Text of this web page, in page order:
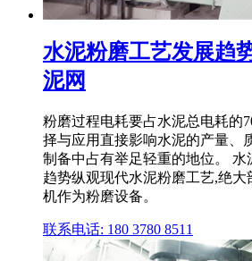
水泥粉磨工艺发展趋
泥网
粉磨过程电耗要占水泥总电耗的
择与应用直接影响水泥的产量、
制备中占有举足轻重的地位。 水
趋势纵观现代水泥粉磨工艺,绝
机作为粉磨设备。
联系电话: 180 3780 8511